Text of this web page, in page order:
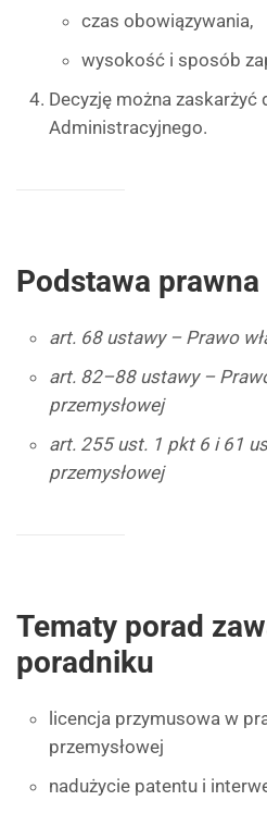
czas obowiązywania,
wysokość i sposób
Decyzję można
Administracyjnego.
Podstawa prawna
art. 68 ustawy – Prawo
art. 82–88 ustawy –
przemysłowej
art. 255 ust. 1 pkt 6 i 61
przemysłowej
Tematy porad
poradniku
licencja przymusowa w
przemysłowej
nadużycie patentu i